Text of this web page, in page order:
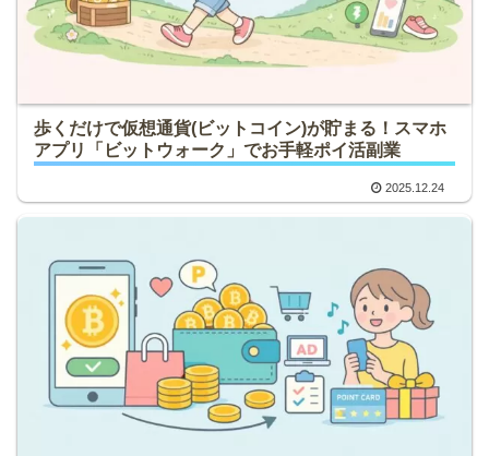
歩くだけで仮想通貨(ビットコイン)が貯まる！スマホ
アプリ「ビットウォーク」でお手軽ポイ活副業
2025.12.24